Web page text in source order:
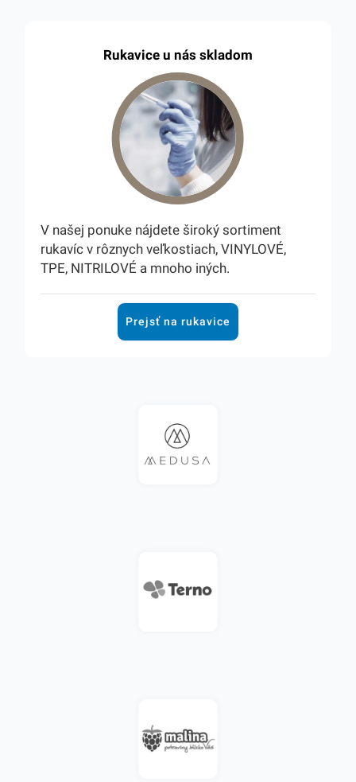
Rukavice u nás skladom
V našej ponuke nájdete široký sortiment
rukavíc v rôznych veľkostiach, VINYLOVÉ,
TPE, NITRILOVÉ a mnoho iných.
Prejsť na rukavice